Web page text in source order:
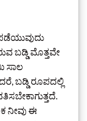
ಬಡ್ಡಿ ಮೊತ್ತವೇ
ಸಾಲ
ಬಡ್ಡಿ ರೂಪದಲ್ಲಿ
ನೀವು ಈ